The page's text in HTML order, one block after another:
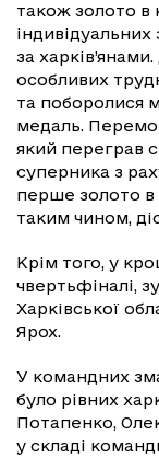
також золото в
за
особливих
та поборолися
медаль.
який переграв
суперника з
перше золото в
таким чином,
Крім того, у
чвертьфіналі,
Харківської
Ярох.
У командних
було рівних
Потапенко,
у складі